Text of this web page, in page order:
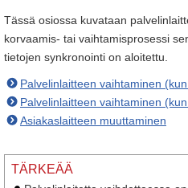
Tässä osiossa kuvataan
korvaamis- tai vaihtamisprosessi
tietojen synkronointi on aloitettu.
Palvelinlaitteen vaihtaminen
Palvelinlaitteen vaihtaminen
Asiakaslaitteen muuttaminen
TÄRKEÄÄ